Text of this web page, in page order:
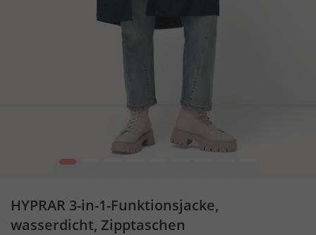
1
HYPRAR 3-in-1-Funktionsjacke,
wasserdicht, Zipptaschen